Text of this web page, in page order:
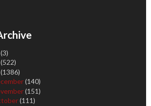
(3)
(522)
(1386)
(140)
(151)
(111)